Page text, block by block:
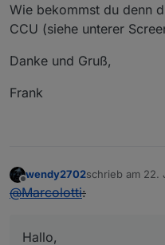
Wie bekommst du denn
CCU (siehe unterer
Danke und Gruß,
Frank
Offline
wendy2702schrieb am 22.
zuletzt editiert
@Marcolotti:
Hallo,